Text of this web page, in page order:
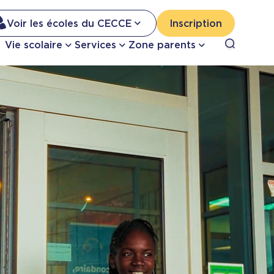
Voir les écoles du CECCE Inscription
Vie scolaire Services Zone parents Open